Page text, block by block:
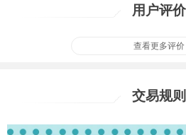
用户评价
查看更多评价
交易规则